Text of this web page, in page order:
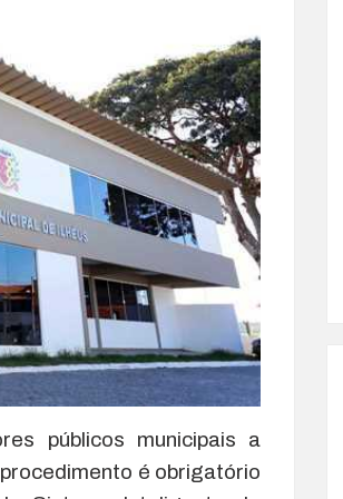
públicos municipais a
é obrigatório